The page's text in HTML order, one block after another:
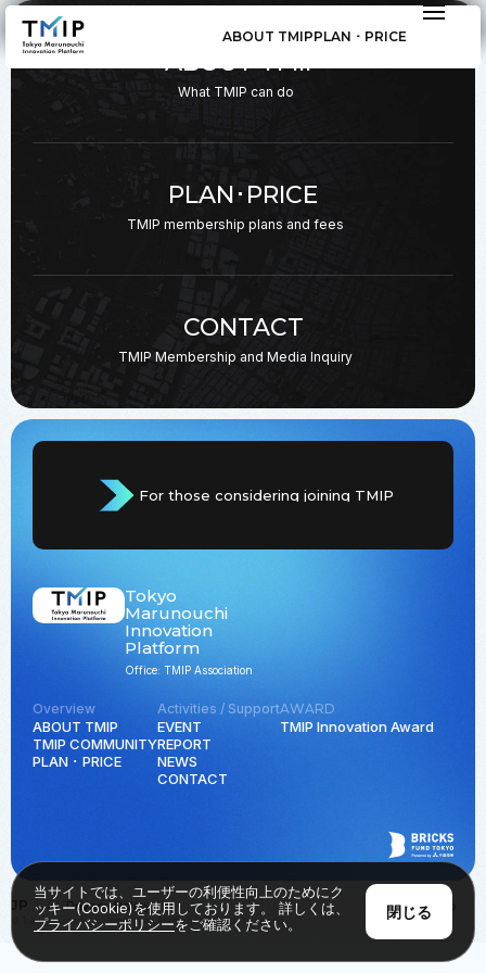
ABOUT TMIPPLAN ･ PRICE
ABOUT TMIP
What TMIP can do
PLAN･PRICE
TMIP membership plans and fees
CONTACT
TMIP Membership and Media Inquiry
For those considering joining TMIP
Tokyo
Marunouchi
Innovation
Platform
Office: TMIP Association
Overview
ABOUT TMIP
TMIP COMMUNITY
PLAN ･ PRICE
Activities / Support
EVENT
REPORT
NEWS
CONTACT
AWARD
TMIP Innovation Award
JP ENPrivacy Policy
© Tokyo Marunouchi Innovation Platform all rights reserved.
Back to Top
当サイトでは、ユーザーの利便性向上のためにク
ッキー(Cookie)を使用しております。 詳しくは、
プライバシーポリシーをご確認ください。
閉じる